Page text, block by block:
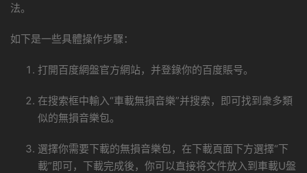
法。
如下是一些具體操作步驟：
打開百度網盤官方網站，并登錄你的百度賬号。
在搜索框中輸入“車載無損音樂”并搜索，即可找到衆多類
似的無損音樂包。
選擇你需要下載的無損音樂包，在下載頁面下方選擇“下
載”即可，下載完成後，你可以直接将文件放入到車載U盤